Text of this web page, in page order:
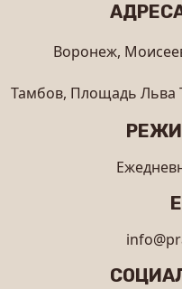
Воронеж,
Тамбов, Площадь Льва